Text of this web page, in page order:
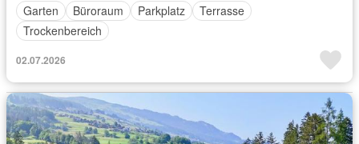
Garten
Büroraum Parkplatz
Terrasse
Trockenbereich
02.07.2026